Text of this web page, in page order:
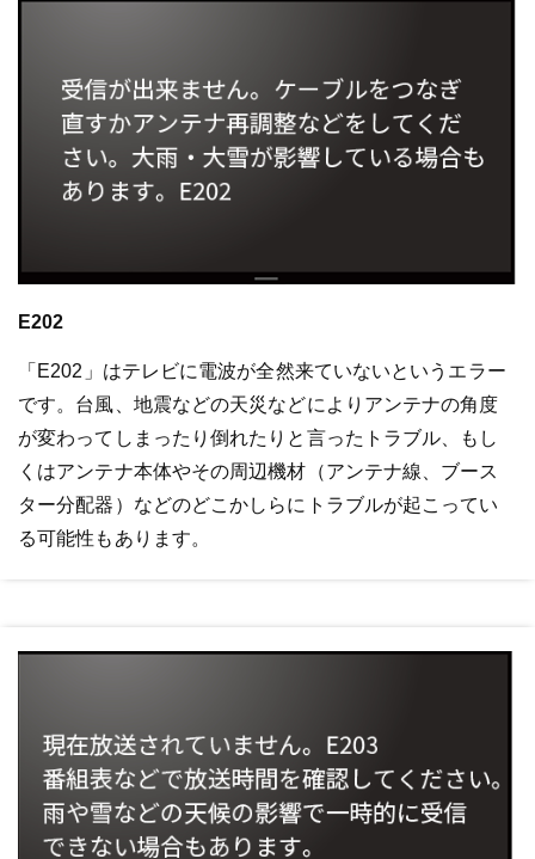
E202
「E202」はテレビに電波が全然来ていないというエラー
です。台風、地震などの天災などによりアンテナの角度
が変わってしまったり倒れたりと言ったトラブル、もし
くはアンテナ本体やその周辺機材（アンテナ線、ブース
ター分配器）などのどこかしらにトラブルが起こってい
る可能性もあります。